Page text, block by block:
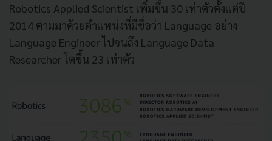
Robotics Applied Scientist เพิ่มขึ้น 30 เท่าตัวตั้งแต่ปี
2014 ตามมาด้วยตำแหน่งที่มีขื่อว่า Language อย่าง
Language Engineerไปจนถึง Language Data
Researcher โตขึ้น 23 เท่าตัว